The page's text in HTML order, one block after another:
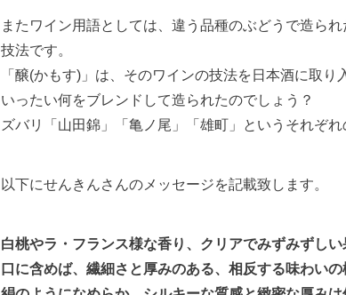
またワイン用語としては、違う品種のぶどうで造ら
技法です。
「醸(かもす)」は、そのワインの技法を日本酒に取り
いったい何をブレンドして造られたのでしょう？
ズバリ「山田錦」「亀ノ尾」「雄町」というそれぞ
以下にせんきんさんのメッセージを記載致します。
白桃やラ・フランス様な香り、クリアでみずみずしい
口に含めば、繊細さと厚みのある、相反する味わいの